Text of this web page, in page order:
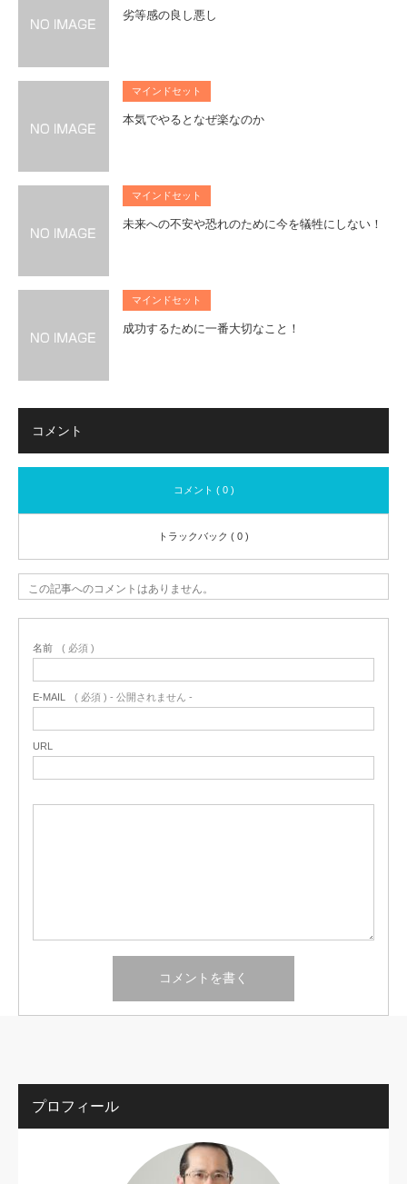
劣等感の良し悪し
マインドセット
本気でやるとなぜ楽なのか
マインドセット
未来への不安や恐れのために今を犠牲にしない！
マインドセット
成功するために一番大切なこと！
コメント
コメント ( 0 )
トラックバック ( 0 )
この記事へのコメントはありません。
名前 ( 必須 )
E-MAIL ( 必須 ) - 公開されません -
URL
プロフィール